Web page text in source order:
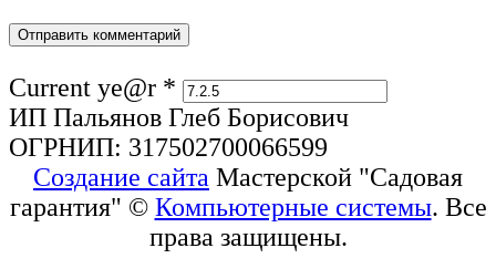
Current ye@r *
ИП Пальянов Глеб Борисович
ОГРНИП: 317502700066599
Создание сайта Мастерской "Садовая
гарантия" © Компьютерные системы. Все
права защищены.